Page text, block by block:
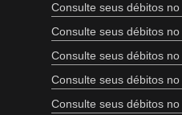
Consulte seus débitos
Consulte seus débitos
Consulte seus débitos
Consulte seus débitos
Consulte seus débitos